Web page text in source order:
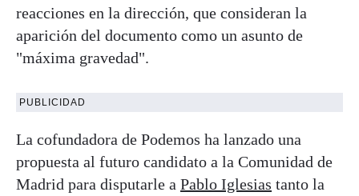
reacciones en la dirección, que consideran la
aparición del documento como un asunto de
"máxima gravedad".
PUBLICIDAD
La cofundadora de Podemos ha lanzado una
propuesta al futuro candidato a la Comunidad de
Madrid para disputarle a Pablo Iglesias tanto la